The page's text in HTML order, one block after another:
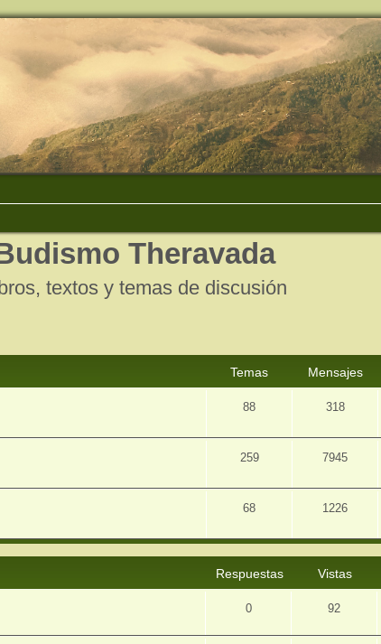
Theravada
textos y temas de discusión
Temas Mensajes
88 318
259 7945
68 1226
Respuestas Vistas
0 92